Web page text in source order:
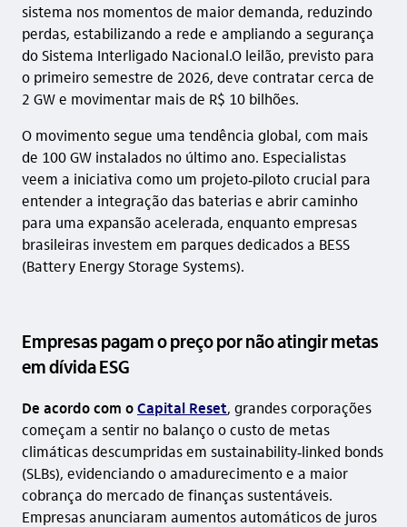
sistema nos momentos de maior demanda, reduzindo
perdas, estabilizando a rede e ampliando a segurança
do Sistema Interligado Nacional.O leilão, previsto para
o primeiro semestre de 2026, deve contratar cerca de
2 GW e movimentar mais de R$ 10 bilhões.
O movimento segue uma tendência global, com mais
de 100 GW instalados no último ano. Especialistas
veem a iniciativa como um projeto‑piloto crucial para
entender a integração das baterias e abrir caminho
para uma expansão acelerada, enquanto empresas
brasileiras investem em parques dedicados a BESS
(Battery Energy Storage Systems).
Empresas pagam o preço por não atingir metas
em dívida ESG
De acordo com oCapital Reset, grandes corporações
começam a sentir no balanço o custo de metas
climáticas descumpridas em sustainability‑linked bonds
(SLBs), evidenciando o amadurecimento e a maior
cobrança do mercado de finanças sustentáveis.
Empresas anunciaram aumentos automáticos de juros